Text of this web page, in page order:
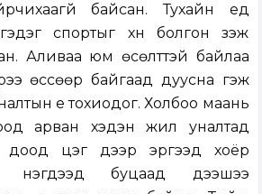
байсан. Тухайн үед
спортыг хүн болгон үзэж
Аливаа юм өсөлттэй байлаа
өссөөр байгаад дуусна гэж
үе тохиодог. Холбоо маань
арван хэдэн жил уналтад
доод цэг дээр эргээд хоёр
нэгдээд буцаад дээшээ